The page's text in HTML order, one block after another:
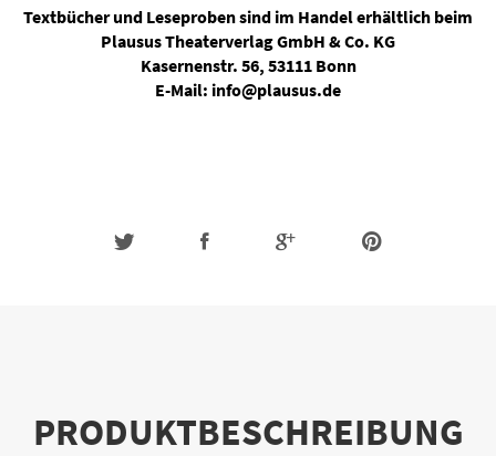
Textbücher und Leseproben sind im Handel erhältlich beim
Plausus Theaterverlag GmbH & Co. KG
Kasernenstr. 56, 53111 Bonn
E-Mail: info@plausus.de
PRODUKTBESCHREIBUNG